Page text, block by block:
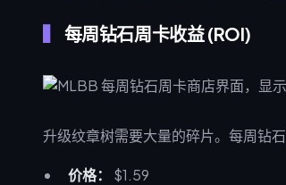
每周钻石周卡收益 (ROI)
升级纹章树需要大量的碎片。每周钻
价格：
$1.59